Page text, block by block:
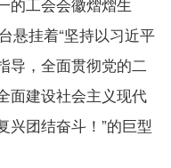
悬挂着“坚持以习近平
导，全面贯彻党的二
面建设社会主义现代
兴团结奋斗！”的巨型